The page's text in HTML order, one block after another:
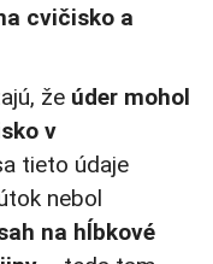
cvičisko a
že úder mohol
v
tieto údaje
nebol
na hĺbkové